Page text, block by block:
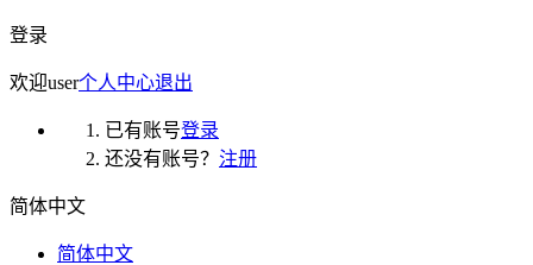
登录
欢迎user个人中心退出
已有账号登录
还没有账号？ 注册
简体中文
简体中文